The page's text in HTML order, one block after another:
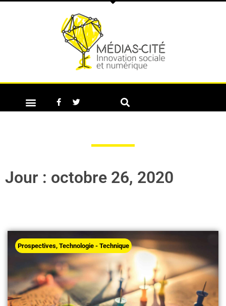
Jour : octobre 26, 2020
Prospectives, Technologie - Technique